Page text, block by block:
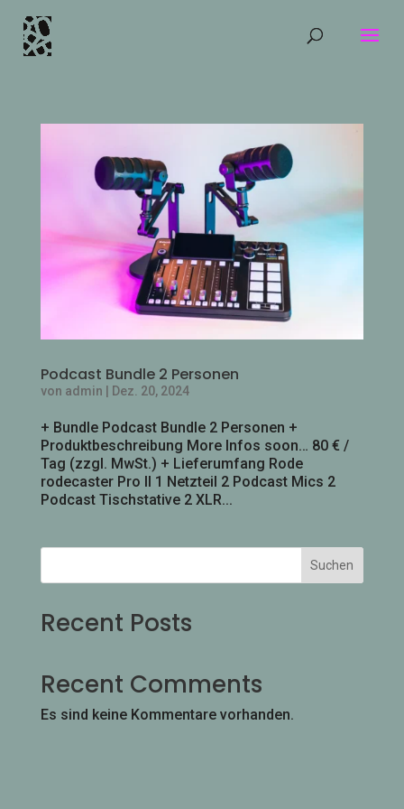
Podcast Bundle 2 Personen
von admin Dez. 20, 2024
+ Bundle Podcast Bundle 2 Personen +
Produktbeschreibung More Infos soon… 80 € /
Tag (zzgl. MwSt.) + Lieferumfang Rode
rodecaster Pro II 1 Netzteil 2 Podcast Mics 2
Podcast Tischstative 2 XLR...
Suchen
Recent Posts
Recent Comments
Es sind keine Kommentare vorhanden.